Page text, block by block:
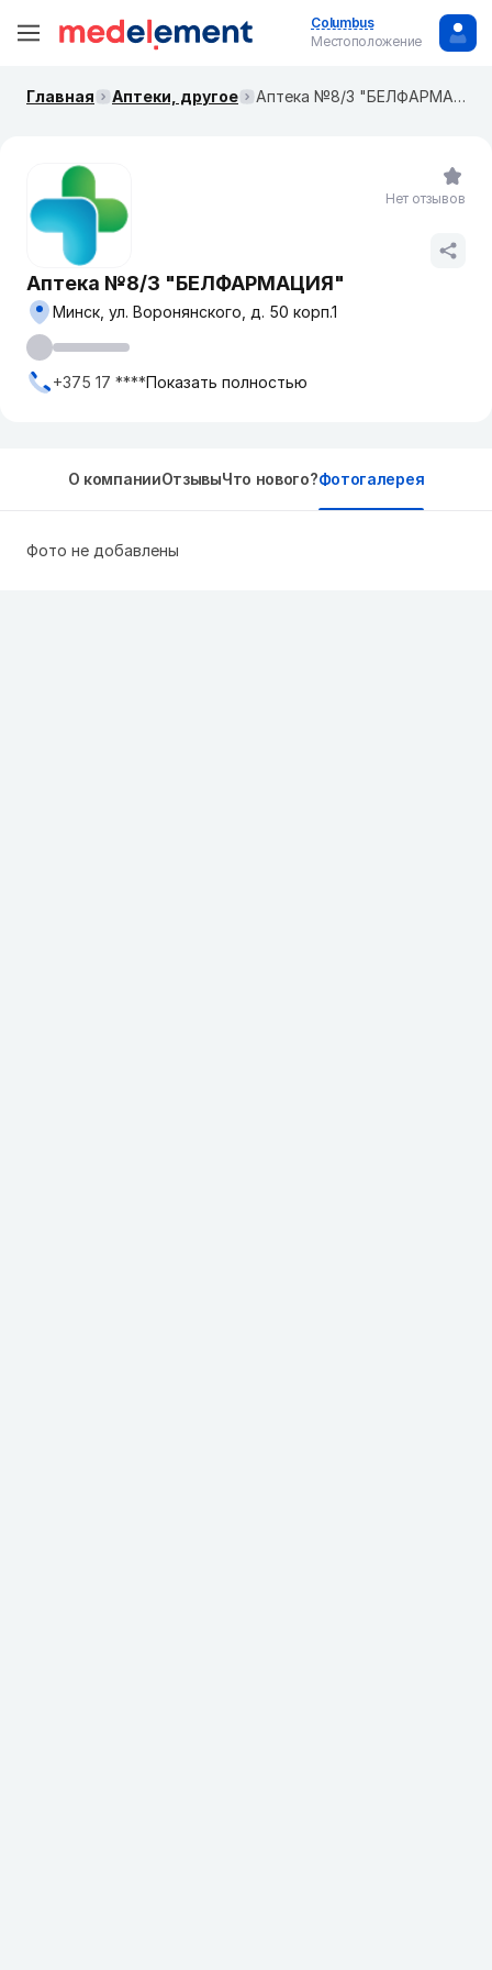
Columbus
Местоположение
Главная Аптеки, другое Аптека №8/3 "БЕЛФАРМАЦИЯ"
Аптека №8/3 "БЕЛФАРМАЦИЯ"
Минск, ул. Воронянского, д. 50 корп.1
+375 17 ****Показать полностью
Нет отзывов
О компанииОтзывыЧто нового?Фотогалерея
Фото не добавлены